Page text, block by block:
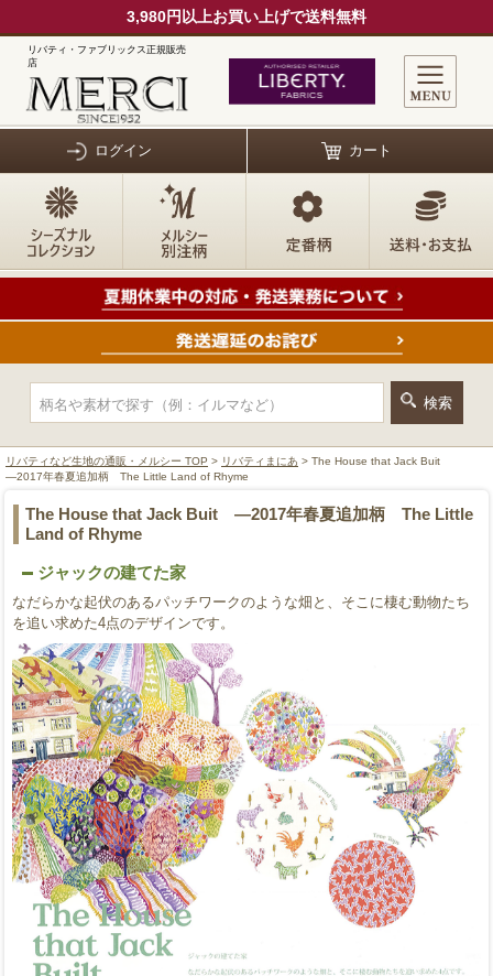
3,980円以上お買い上げで送料無料
リバティ・ファブリックス正規販売
店
ログイン カート
リバティなど生地の通販・メルシー TOP > リバティまにあ > The House that Jack Buit
―2017年春夏追加柄 The Little Land of Rhyme
The House that Jack Buit ―2017年春夏追加柄 The Little
Land of Rhyme
ジャックの建てた家
なだらかな起伏のあるパッチワークのような畑と、そこに棲む動物たち
を追い求めた4点のデザインです。